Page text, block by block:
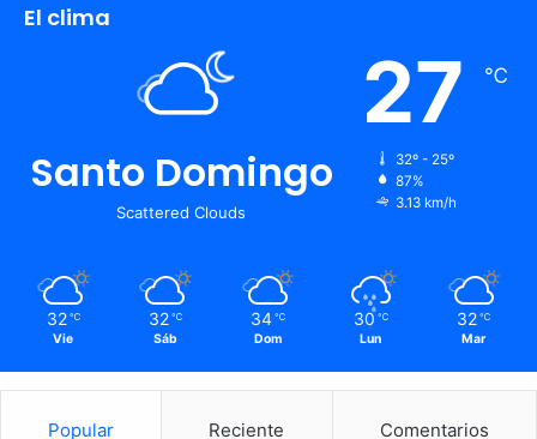
El clima
Santo Domingo
Scattered Clouds
27 ℃
32º - 25º
87%
3.13 km/h
32 ℃
Vie
32 ℃
Sáb
34 ℃
Dom
30 ℃
Lun
32 ℃
Mar
Popular Reciente Comentarios